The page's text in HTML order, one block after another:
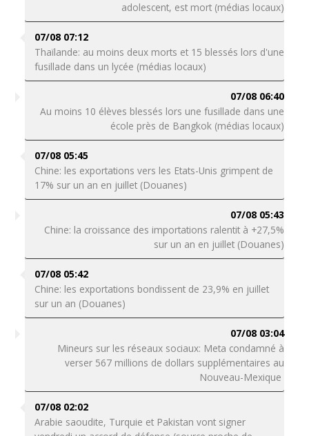
adolescent, est mort (médias locaux)
07/08 07:12
Thaïlande: au moins deux morts et 15 blessés lors d'une
fusillade dans un lycée (médias locaux)
07/08 06:40
Au moins 10 élèves blessés lors une fusillade dans une
école près de Bangkok (médias locaux)
07/08 05:45
Chine: les exportations vers les Etats-Unis grimpent de
17% sur un an en juillet (Douanes)
07/08 05:43
Chine: la croissance des importations ralentit à +27,5%
sur un an en juillet (Douanes)
07/08 05:42
Chine: les exportations bondissent de 23,9% en juillet
sur un an (Douanes)
07/08 03:04
Mineurs sur les réseaux sociaux: Meta condamné à
verser 567 millions de dollars supplémentaires au
Nouveau-Mexique
07/08 02:02
Arabie saoudite, Turquie et Pakistan vont signer